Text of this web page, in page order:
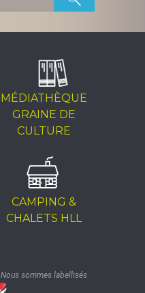
MÉDIATHÈQUE
GRAINE DE
CULTURE
CAMPING &
CHALETS HLL
Nous sommes labellisés